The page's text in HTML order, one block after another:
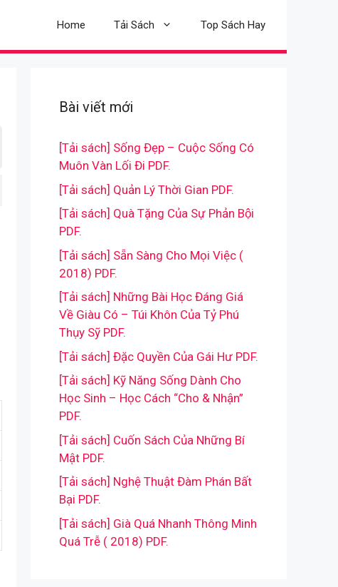
Home Tải Sách Top Sách Hay
Bài viết mới
[Tải sách] Sống Đẹp – Cuộc Sống Có
Muôn Vàn Lối Đi PDF.
[Tải sách] Quản Lý Thời Gian PDF.
[Tải sách] Quà Tặng Của Sự Phản Bội
PDF.
[Tải sách] Sẵn Sàng Cho Mọi Việc (
2018) PDF.
[Tải sách] Những Bài Học Đáng Giá
Về Giàu Có – Túi Khôn Của Tỷ Phú
Thụy Sỹ PDF.
[Tải sách] Đặc Quyền Của Gái Hư PDF.
[Tải sách] Kỹ Năng Sống Dành Cho
Học Sinh – Học Cách “Cho & Nhận”
PDF.
[Tải sách] Cuốn Sách Của Những Bí
Mật PDF.
[Tải sách] Nghệ Thuật Đàm Phán Bất
Bại PDF.
[Tải sách] Già Quá Nhanh Thông Minh
Quá Trễ ( 2018) PDF.